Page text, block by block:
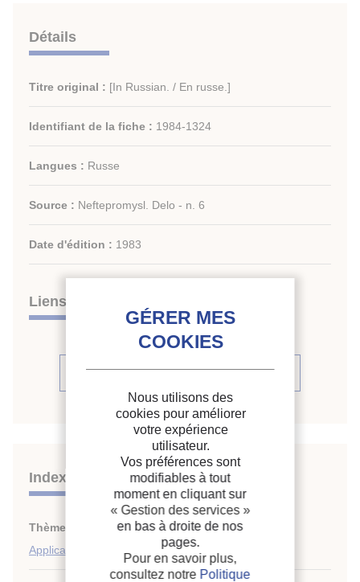
Détails
Titre original : [In Russian. / En russe.]
Identifiant de la fiche : 1984-1324
Langues : Russe
Source : Neftepromysl. Delo - n. 6
Date d'édition : 1983
Liens
Voir la source
Indexation
Thèmes : GNL et GPL;
Applications des gaz liquéfiés
Nous utilisons des
cookies pour améliorer
votre expérience
utilisateur.
Vos préférences sont
modifiables à tout
moment en cliquant sur
« Gestion des services »
en bas à droite de nos
pages.
Pour en savoir plus,
consultez notre Politique